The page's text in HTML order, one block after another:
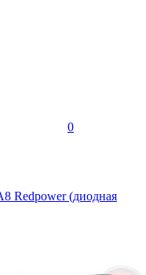
0
Redpower (диодная